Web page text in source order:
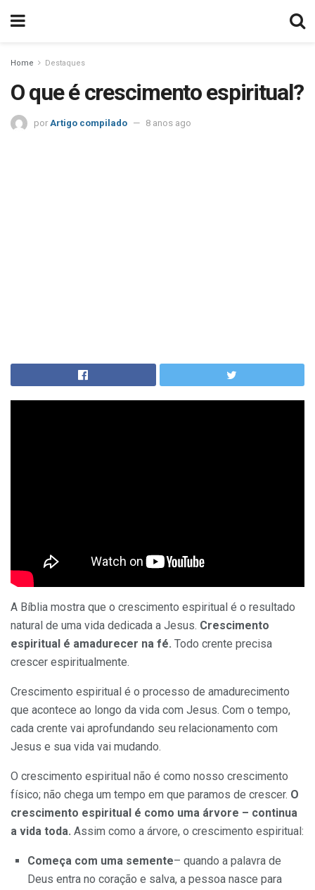
Home Destaques
O que é crescimento espiritual?
por Artigo compilado 8 anos ago
A Bíblia mostra que o crescimento espiritual é o resultado
natural de uma vida dedicada a Jesus. Crescimento
espiritual é amadurecer na fé. Todo crente precisa
crescer espiritualmente.
Crescimento espiritual é o processo de amadurecimento
que acontece ao longo da vida com Jesus. Com o tempo,
cada crente vai aprofundando seu relacionamento com
Jesus e sua vida vai mudando.
O crescimento espiritual não é como nosso crescimento
físico; não chega um tempo em que paramos de crescer. O
crescimento espiritual é como uma árvore – continua
a vida toda. Assim como a árvore, o crescimento espiritual:
Começa com uma semente– quando a palavra de
Deus entra no coração e salva, a pessoa nasce para